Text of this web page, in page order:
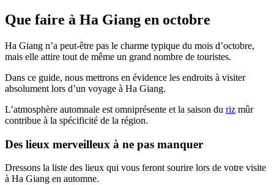
Que faire à Ha Giang en octobre
Ha Giang n’a peut-être pas le charme typique du mois d’octobre,
mais elle attire tout de même un grand nombre de touristes.
Dans ce guide, nous mettrons en évidence les endroits à visiter
absolument lors d’un voyage à Ha Giang.
L’atmosphère automnale est omniprésente et la saison du riz mûr
contribue à la spécificité de la région.
Des lieux merveilleux à ne pas manquer
Dressons la liste des lieux qui vous feront sourire lors de votre visite
à Ha Giang en automne.